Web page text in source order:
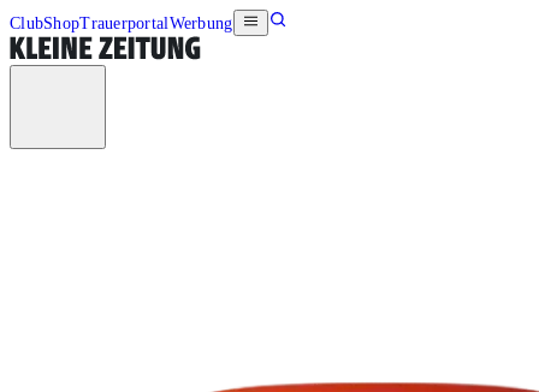
ClubShopTrauerportalWerbung